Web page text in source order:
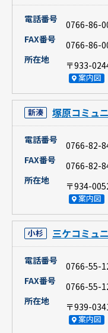
電話番号
0766-86-
FAX番号
0766-86-
所在地
〒933-
案内図
新湊 塚原コミュ
電話番号
0766-82-
FAX番号
0766-82-
所在地
〒934-
案内図
小杉 三ケコミュ
電話番号
0766-55-
FAX番号
0766-55-
所在地
〒939-
案内図